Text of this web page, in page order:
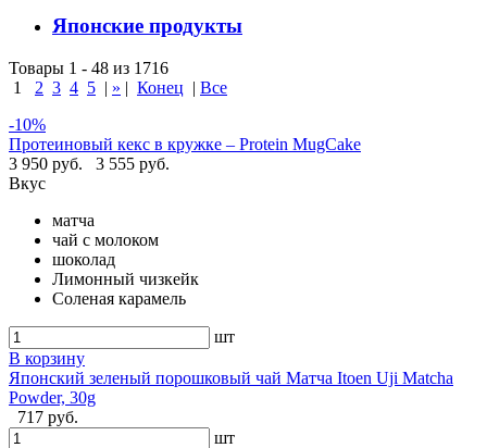
Японские продукты
Товары 1 - 48 из 1716
1
2 3 4 5 | » | Конец | Все
-10%
Протеиновый кекс в кружке – Protein MugCake
3 950 руб.
3 555 руб.
Вкус
матча
чай с молоком
шоколад
Лимонный чизкейк
Соленая карамель
шт
В корзину
Японский зеленый порошковый чай Матча Itoen Uji Matcha
Powder, 30g
717 руб.
шт